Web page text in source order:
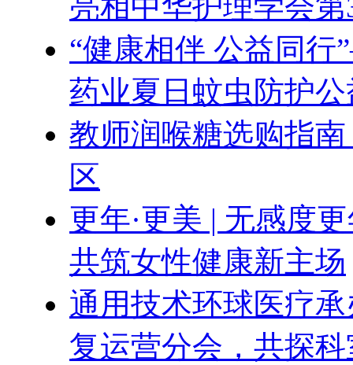
亮相中华护理学会
“健康相伴 公益同
药业夏日蚊虫防护
教师润喉糖选购指
区
更年·更美 | 无感度
共筑女性健康新主场
通用技术环球医疗
复运营分会，共探